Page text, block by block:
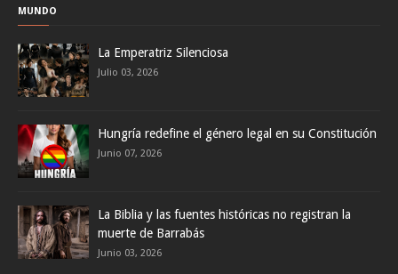
MUNDO
La Emperatriz Silenciosa
Julio 03, 2026
Hungría redefine el género legal en su Constitución
Junio 07, 2026
La Biblia y las fuentes históricas no registran la
muerte de Barrabás
Junio 03, 2026